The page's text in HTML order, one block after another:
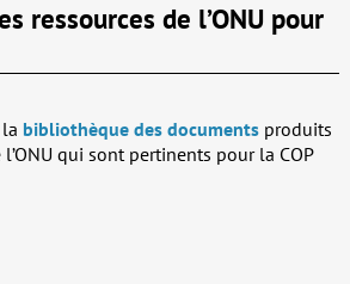
ressources de l’ONU pour
bibliothèque des documentsproduits
qui sont pertinents pour la COP